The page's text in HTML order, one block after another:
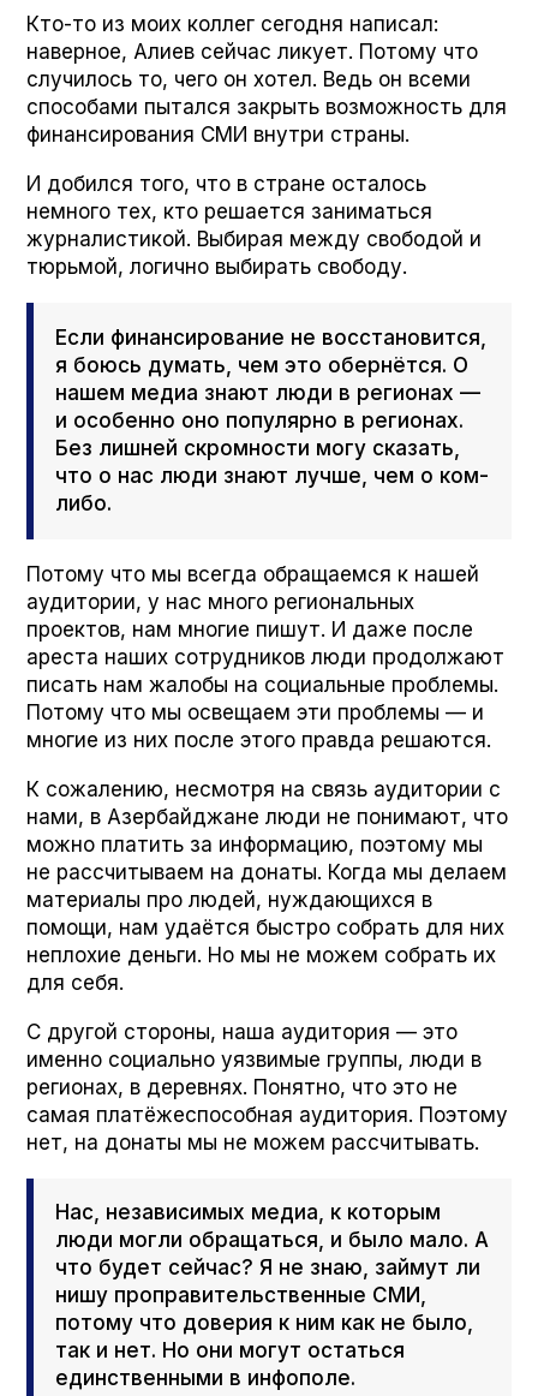
Кто-то из моих коллег сегодня написал:
наверное, Алиев сейчас ликует. Потому что
случилось то, чего он хотел. Ведь он всеми
способами пытался закрыть возможность для
финансирования СМИ внутри страны.
И добился того, что в стране осталось
немного тех, кто решается заниматься
журналистикой. Выбирая между свободой и
тюрьмой, логично выбирать свободу.
Если финансирование не восстановится,
я боюсь думать, чем это обернётся. О
нашем медиа знают люди в регионах —
и особенно оно популярно в регионах.
Без лишней скромности могу сказать,
что о нас люди знают лучше, чем о ком-
либо.
Потому что мы всегда обращаемся к нашей
аудитории, у нас много региональных
проектов, нам многие пишут. И даже после
ареста наших сотрудников люди продолжают
писать нам жалобы на социальные проблемы.
Потому что мы освещаем эти проблемы — и
многие из них после этого правда решаются.
К сожалению, несмотря на связь аудитории с
нами, в Азербайджане люди не понимают, что
можно платить за информацию, поэтому мы
не рассчитываем на донаты. Когда мы делаем
материалы про людей, нуждающихся в
помощи, нам удаётся быстро собрать для них
неплохие деньги. Но мы не можем собрать их
для себя.
С другой стороны, наша аудитория — это
именно социально уязвимые группы, люди в
регионах, в деревнях. Понятно, что это не
самая платёжеспособная аудитория. Поэтому
нет, на донаты мы не можем рассчитывать.
Нас, независимых медиа, к которым
люди могли обращаться, и было мало. А
что будет сейчас? Я не знаю, займут ли
нишу проправительственные СМИ,
потому что доверия к ним как не было,
так и нет. Но они могут остаться
единственными в инфополе.